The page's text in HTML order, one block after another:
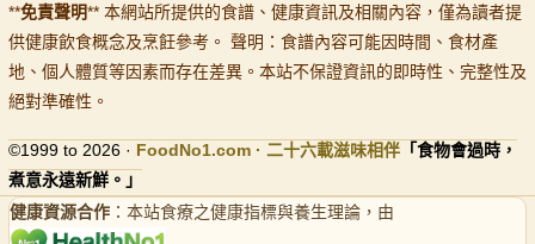
**免責聲明** 本網站所提供的食譜、健康資訊及相關內容，僅為讀者提
供健康飲食概念及烹飪參考。 聲明：食譜內容可能因時間、食材產
地、個人體質等因素而存在差異。本站不保證資訊的即時性、完整性及
絕對準確性。
©1999 to 2026 · FoodNo1.com · 二十六載滋味相伴 「食物會過時，
煮意永遠新鮮。」
健康資源合作 ：本站食療之健康指標與養生理論，由